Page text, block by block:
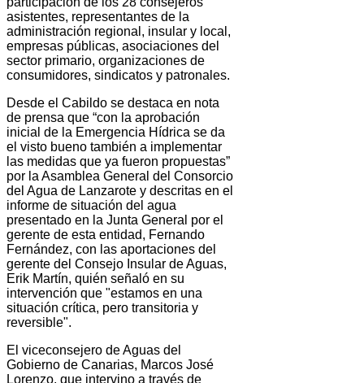
asistentes, representantes de la
administración regional, insular y local,
empresas públicas, asociaciones del
sector primario, organizaciones de
consumidores, sindicatos y patronales.
Desde el Cabildo se destaca en nota
de prensa que “con la aprobación
inicial de la Emergencia Hídrica se da
el visto bueno también a implementar
las medidas que ya fueron propuestas”
por la Asamblea General del Consorcio
del Agua de Lanzarote y descritas en el
informe de situación del agua
presentado en la Junta General por el
gerente de esta entidad, Fernando
Fernández, con las aportaciones del
gerente del Consejo Insular de Aguas,
Erik Martín, quién señaló en su
intervención que "estamos en una
situación crítica, pero transitoria y
reversible".
El viceconsejero de Aguas del
Gobierno de Canarias, Marcos José
Lorenzo, que intervino a través de